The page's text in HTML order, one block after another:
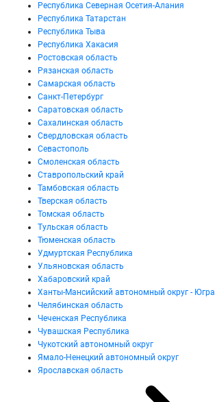
Республика Северная Осетия-Алания
Республика Татарстан
Республика Тыва
Республика Хакасия
Ростовская область
Рязанская область
Самарская область
Санкт-Петербург
Саратовская область
Сахалинская область
Свердловская область
Севастополь
Смоленская область
Ставропольский край
Тамбовская область
Тверская область
Томская область
Тульская область
Тюменская область
Удмуртская Республика
Ульяновская область
Хабаровский край
Ханты-Мансийский автономный округ - Югра
Челябинская область
Чеченская Республика
Чувашская Республика
Чукотский автономный округ
Ямало-Ненецкий автономный округ
Ярославская область